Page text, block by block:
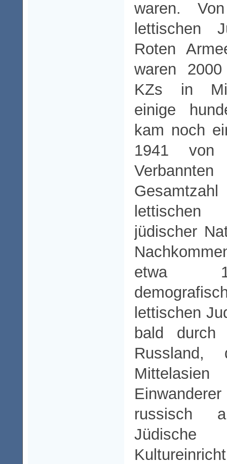
waren.
lettischen
Roten
waren
KZs in
einige
kam noch
1941 von
jüdischer
etwa
lettischen
bald durch
russisch
Jüdische